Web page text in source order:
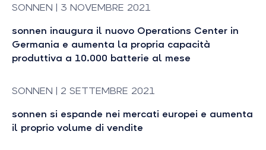
SONNEN | 3 NOVEMBRE 2021
sonnen inaugura il nuovo Operations Center in
Germania e aumenta la propria capacità
produttiva a 10.000 batterie al mese
SONNEN | 2 SETTEMBRE 2021
sonnen si espande nei mercati europei e aumenta
il proprio volume di vendite